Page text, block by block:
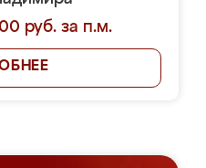
руб. за п.м.